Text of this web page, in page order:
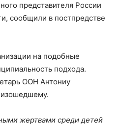
представителя России
сообщили в постпредстве
на подобные
подхода.
ООН Антониу
жертвами среди детей